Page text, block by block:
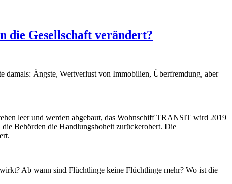
die Gesellschaft verändert?
damals: Ängste, Wertverlust von Immobilien, Überfremdung, aber
leer und werden abgebaut, das Wohnschiff TRANSIT wird 2019
Behörden die Handlungshoheit zurückerobert. Die
Ab wann sind Flüchtlinge keine Flüchtlinge mehr? Wo ist die